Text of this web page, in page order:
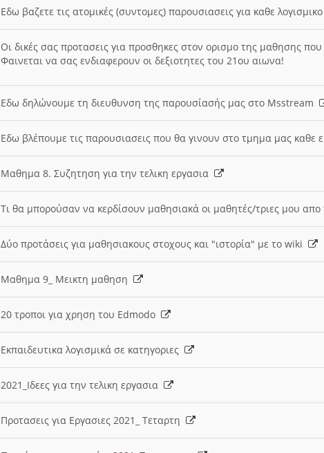
Εδω βαζετε τις ατομικές (συντομες) παρουσιασεις για καθε
Οι δικές σας προτασεις για προσθηκες στον ορισμο της μαθησης
Φαινεται να σας ενδιαφερουν οι δεξιοτητες του 21ου αιωνα!
Εδω δηλώνουμε τη διευθυνση της παρουσίασής μας στο Msstream
Εδω βλέπουμε τις παρουσιασεις που θα γινουν στο τμημα μας
Μαθημα 8. Συζητηση για την τελικη εργασια
Τι θα μπορούσαν να κερδίσουν μαθησιακά οι μαθητές/τριες μου
Δύο προτάσεις για μαθησιακους στοχους και "ιστορία" με το wiki
Μαθημα 9_ Μεικτη μαθηση
20 τροποι για χρηση του Edmodo
Εκπαιδευτικα λογισμικά σε κατηγοριες
2021_Ιδεες για την τελικη εργασια
Προτασεις για Εργασιες 2021_ Τεταρτη